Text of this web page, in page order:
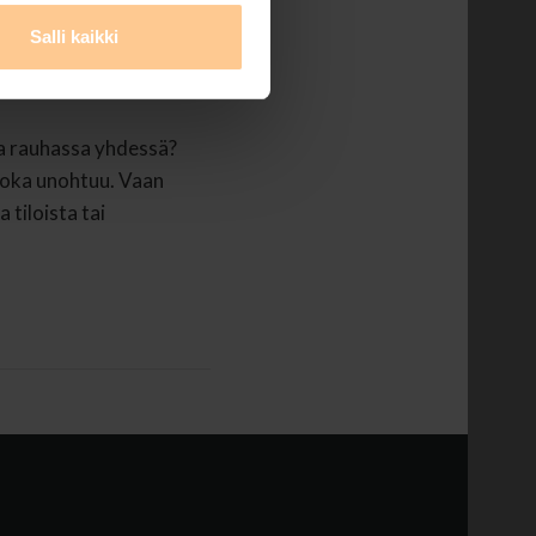
Salli kaikki
yhdessä?
unohtuu. Vaan
tiloista tai